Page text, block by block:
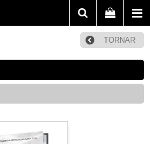
TORNAR